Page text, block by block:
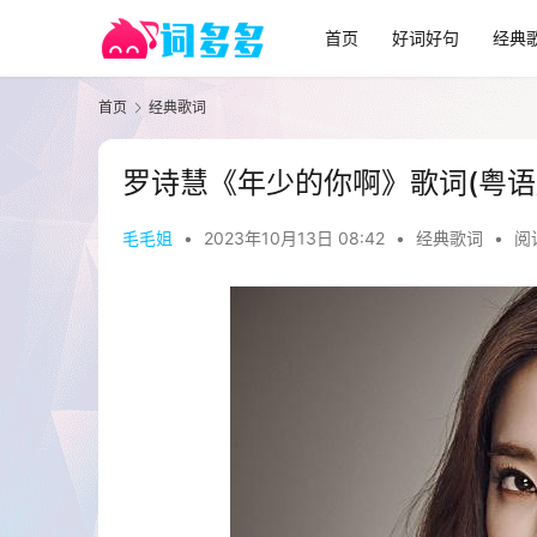
首页 好词好句 经典
首页 经典歌词
罗诗慧《年少的你啊》歌词(粤
毛毛姐 • 2023年10月13日 08:42 • 经典歌词 • 阅